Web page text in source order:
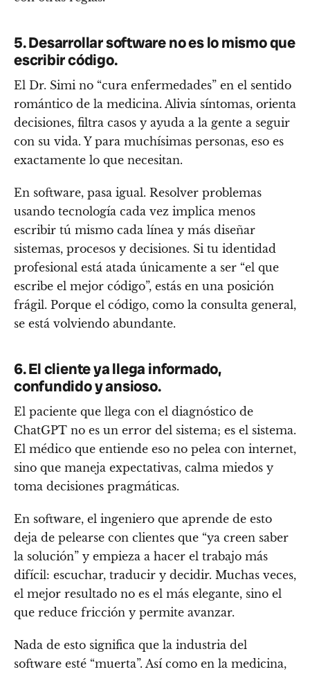
5. Desarrollar software no es lo mismo que
escribir código.
El Dr. Simi no “cura enfermedades” en el sentido
romántico de la medicina. Alivia síntomas, orienta
decisiones, filtra casos y ayuda a la gente a seguir
con su vida. Y para muchísimas personas, eso es
exactamente lo que necesitan.
En software, pasa igual. Resolver problemas
usando tecnología cada vez implica menos
escribir tú mismo cada línea y más diseñar
sistemas, procesos y decisiones. Si tu identidad
profesional está atada únicamente a ser “el que
escribe el mejor código”, estás en una posición
frágil. Porque el código, como la consulta general,
se está volviendo abundante.
6. El cliente ya llega informado,
confundido y ansioso.
El paciente que llega con el diagnóstico de
ChatGPT no es un error del sistema; es el sistema.
El médico que entiende eso no pelea con internet,
sino que maneja expectativas, calma miedos y
toma decisiones pragmáticas.
En software, el ingeniero que aprende de esto
deja de pelearse con clientes que “ya creen saber
la solución” y empieza a hacer el trabajo más
difícil: escuchar, traducir y decidir. Muchas veces,
el mejor resultado no es el más elegante, sino el
que reduce fricción y permite avanzar.
Nada de esto significa que la industria del
software esté “muerta”. Así como en la medicina,